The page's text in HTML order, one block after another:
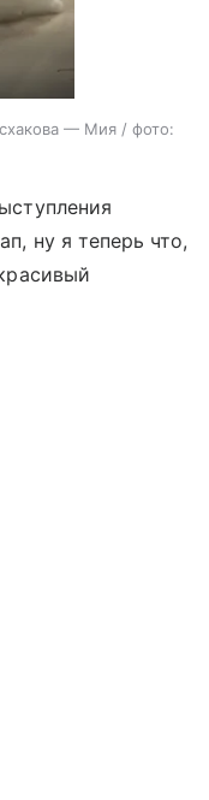
— Мия / фото:
ну я теперь что,